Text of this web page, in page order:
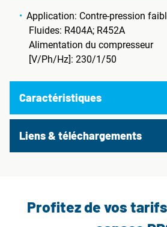
Application: Contre-pression
Fluides: R404A; R452A
Alimentation du compresseur
[V/Ph/Hz]: 230/1/50
Caractéristiques
Liens & téléchargements
Profitez de vos